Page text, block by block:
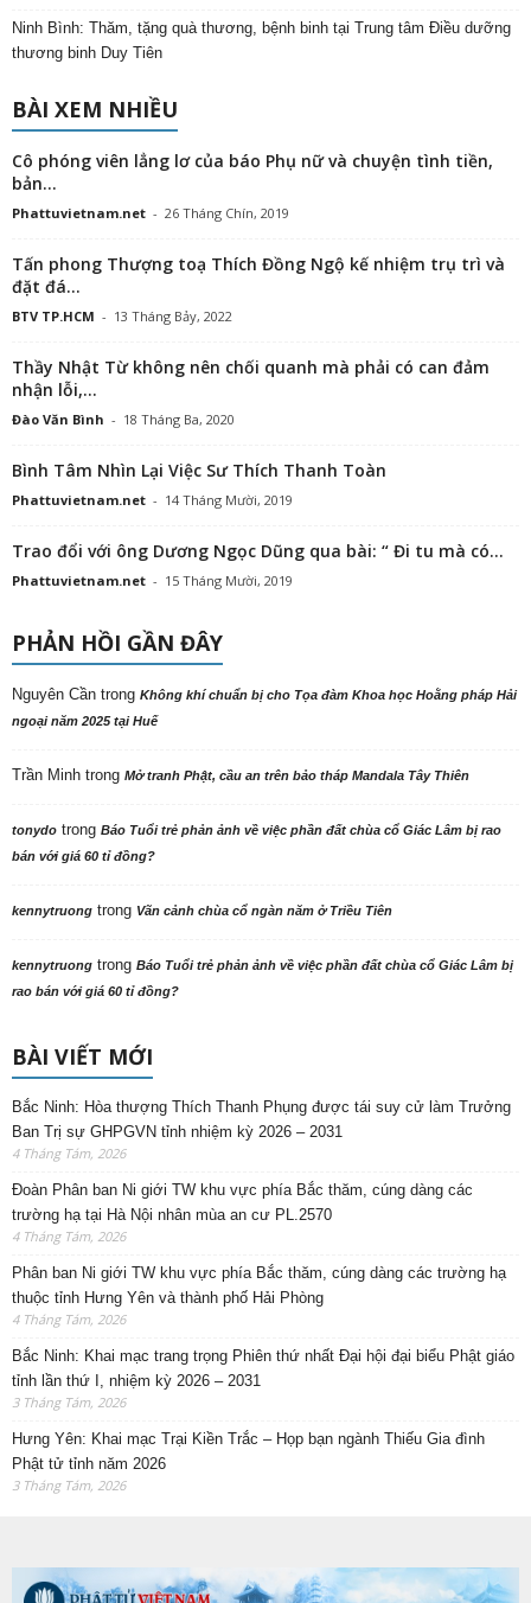
Ninh Bình: Thăm, tặng quà thương, bệnh binh tại Trung tâm Điều dưỡng
thương binh Duy Tiên
BÀI XEM NHIỀU
Cô phóng viên lẳng lơ của báo Phụ nữ và chuyện tình tiền,
bản...
Phattuvietnam.net - 26 Tháng Chín, 2019
Tấn phong Thượng toạ Thích Đồng Ngộ kế nhiệm trụ trì và
đặt đá...
BTV TP.HCM - 13 Tháng Bảy, 2022
Thầy Nhật Từ không nên chối quanh mà phải có can đảm
nhận lỗi,...
Đào Văn Bình - 18 Tháng Ba, 2020
Bình Tâm Nhìn Lại Việc Sư Thích Thanh Toàn
Phattuvietnam.net - 14 Tháng Mười, 2019
Trao đổi với ông Dương Ngọc Dũng qua bài: “ Đi tu mà có...
Phattuvietnam.net - 15 Tháng Mười, 2019
PHẢN HỒI GẦN ĐÂY
Nguyên Cần trong Không khí chuẩn bị cho Tọa đàm Khoa học Hoằng pháp Hải
ngoại năm 2025 tại Huế
Trần Minh trong Mở tranh Phật, cầu an trên bảo tháp Mandala Tây Thiên
tonydo trong Báo Tuổi trẻ phản ảnh về việc phần đất chùa cổ Giác Lâm bị rao
bán với giá 60 tỉ đồng?
kennytruong trong Vãn cảnh chùa cổ ngàn năm ở Triều Tiên
kennytruong trong Báo Tuổi trẻ phản ảnh về việc phần đất chùa cổ Giác Lâm bị
rao bán với giá 60 tỉ đồng?
BÀI VIẾT MỚI
Bắc Ninh: Hòa thượng Thích Thanh Phụng được tái suy cử làm Trưởng
Ban Trị sự GHPGVN tỉnh nhiệm kỳ 2026 – 2031
4 Tháng Tám, 2026
Đoàn Phân ban Ni giới TW khu vực phía Bắc thăm, cúng dàng các
trường hạ tại Hà Nội nhân mùa an cư PL.2570
4 Tháng Tám, 2026
Phân ban Ni giới TW khu vực phía Bắc thăm, cúng dàng các trường hạ
thuộc tỉnh Hưng Yên và thành phố Hải Phòng
4 Tháng Tám, 2026
Bắc Ninh: Khai mạc trang trọng Phiên thứ nhất Đại hội đại biểu Phật giáo
tỉnh lần thứ I, nhiệm kỳ 2026 – 2031
3 Tháng Tám, 2026
Hưng Yên: Khai mạc Trại Kiền Trắc – Họp bạn ngành Thiếu Gia đình
Phật tử tỉnh năm 2026
3 Tháng Tám, 2026